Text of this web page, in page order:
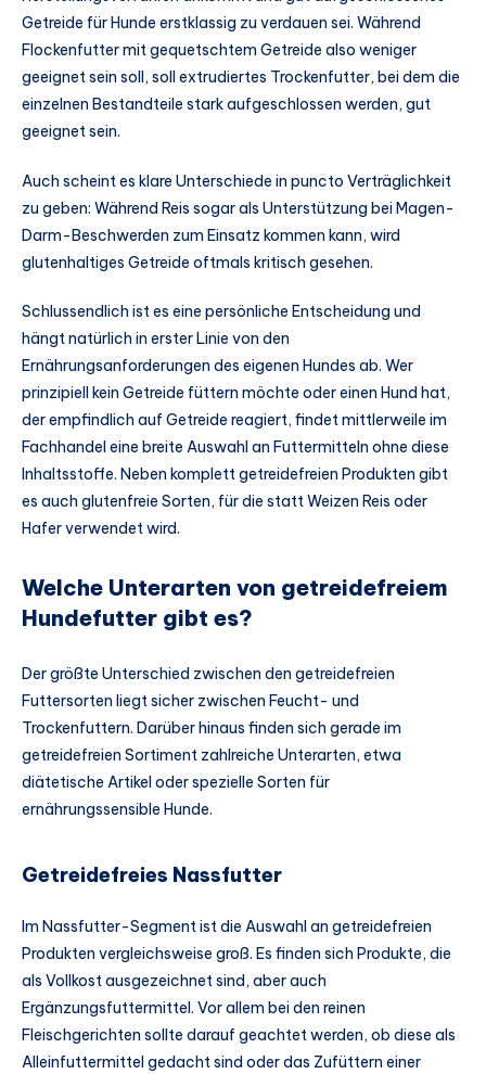
Getreide für Hunde erstklassig zu verdauen sei. Während
Flockenfutter mit gequetschtem Getreide also weniger
geeignet sein soll, soll extrudiertes Trockenfutter, bei dem die
einzelnen Bestandteile stark aufgeschlossen werden, gut
geeignet sein.
Auch scheint es klare Unterschiede in puncto Verträglichkeit
zu geben: Während Reis sogar als Unterstützung bei Magen-
Darm-Beschwerden zum Einsatz kommen kann, wird
glutenhaltiges Getreide oftmals kritisch gesehen.
Schlussendlich ist es eine persönliche Entscheidung und
hängt natürlich in erster Linie von den
Ernährungsanforderungen des eigenen Hundes ab. Wer
prinzipiell kein Getreide füttern möchte oder einen Hund hat,
der empfindlich auf Getreide reagiert, findet mittlerweile im
Fachhandel eine breite Auswahl an Futtermitteln ohne diese
Inhaltsstoffe. Neben komplett getreidefreien Produkten gibt
es auch glutenfreie Sorten, für die statt Weizen Reis oder
Hafer verwendet wird.
Welche Unterarten von getreidefreiem
Hundefutter gibt es?
Der größte Unterschied zwischen den getreidefreien
Futtersorten liegt sicher zwischen Feucht- und
Trockenfuttern. Darüber hinaus finden sich gerade im
getreidefreien Sortiment zahlreiche Unterarten, etwa
diätetische Artikel oder spezielle Sorten für
ernährungssensible Hunde.
Getreidefreies Nassfutter
Im Nassfutter-Segment ist die Auswahl an getreidefreien
Produkten vergleichsweise groß. Es finden sich Produkte, die
als Vollkost ausgezeichnet sind, aber auch
Ergänzungsfuttermittel. Vor allem bei den reinen
Fleischgerichten sollte darauf geachtet werden, ob diese als
Alleinfuttermittel gedacht sind oder das Zufüttern einer